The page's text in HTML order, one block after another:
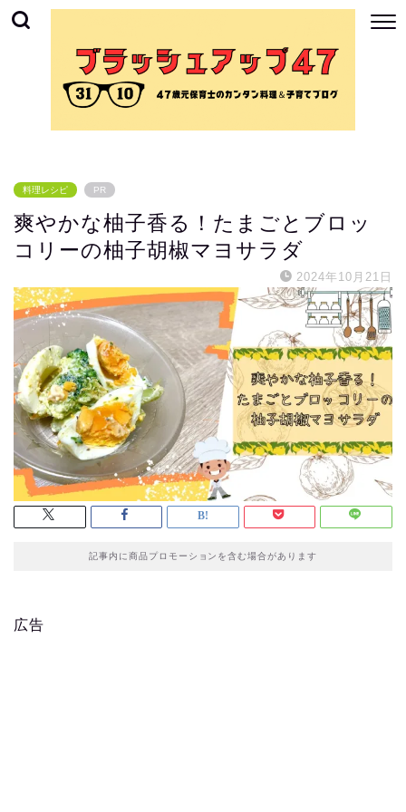
料理レシピ PR
爽やかな柚子香る！たまごとブロッ
コリーの柚子胡椒マヨサラダ
2024年10月21日
記事内に商品プロモーションを含む場合があります
広告